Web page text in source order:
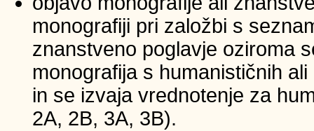
monografiji pri založbi s
znanstveno poglavje oziroma
monografija s humanističnih
in se izvaja vrednotenje za
2A, 2B, 3A, 3B).